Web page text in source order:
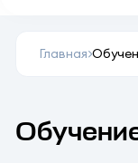
Главная